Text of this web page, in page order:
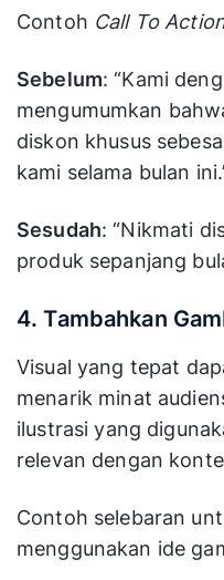
Contoh Call To
Sebelum: “Kami
mengumumkan
diskon khusus
kami selama bulan
Sesudah: “Nikmati
produk sepanjang
4. Tambahkan
Visual yang tepat
menarik minat
ilustrasi yang
relevan dengan
Contoh selebaran
menggunakan ide